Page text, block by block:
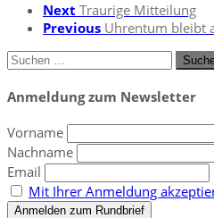
Next Traurige Mitteilung
Previous Uhrentum bleibt
Suchen
Anmeldung zum Newsletter
Vorname
Nachname
Email
Mit Ihrer Anmeldung